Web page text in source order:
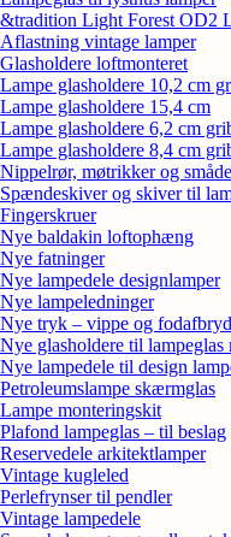
&tradition Light Forest OD2
Aflastning vintage lamper
Glasholdere loftmonteret
Lampe glasholdere 10,2 cm
Lampe glasholdere 15,4 cm
Lampe glasholdere 6,2 cm
Lampe glasholdere 8,4 cm
Nippelrør, møtrikker og
Spændeskiver og skiver til
Fingerskruer
Nye baldakin loftophæng
Nye fatninger
Nye lampedele designlamper
Nye lampeledninger
Nye tryk – vippe og
Nye glasholdere til lampeglas
Nye lampedele til design
Petroleumslampe skærmglas
Lampe monteringskit
Plafond lampeglas – til beslag
Reservedele arkitektlamper
Vintage kugleled
Perlefrynser til pendler
Vintage lampedele